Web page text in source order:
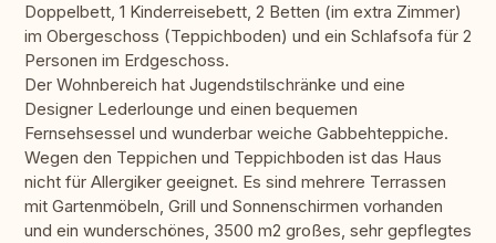
Doppelbett, 1 Kinderreisebett, 2 Betten (im extra Zimmer)
im Obergeschoss (Teppichboden) und ein Schlafsofa für 2
Personen im Erdgeschoss.
Der Wohnbereich hat Jugendstilschränke und eine
Designer Lederlounge und einen bequemen
Fernsehsessel und wunderbar weiche Gabbehteppiche.
Wegen den Teppichen und Teppichboden ist das Haus
nicht für Allergiker geeignet. Es sind mehrere Terrassen
mit Gartenmöbeln, Grill und Sonnenschirmen vorhanden
und ein wunderschönes, 3500 m2 großes, sehr gepflegtes